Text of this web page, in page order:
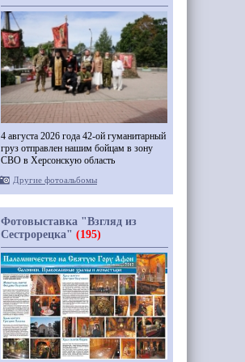
4 августа 2026 года 42-ой гуманитарный
груз отправлен нашим бойцам в зону
СВО в Херсонскую область
Другие фотоальбомы
Фотовыставка "Взгляд из
Сестрорецка" (195)